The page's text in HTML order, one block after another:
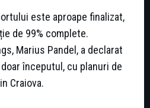
este aproape finalizat,
de 99% complete.
Marius Pandel, a declarat
începutul, cu planuri de
Craiova.